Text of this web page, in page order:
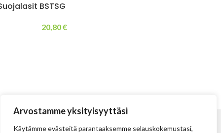
Arvostamme yksityisyyttäsi
Käytämme evästeitä parantaaksemme selauskokemustasi,
BSTSG
20,80€